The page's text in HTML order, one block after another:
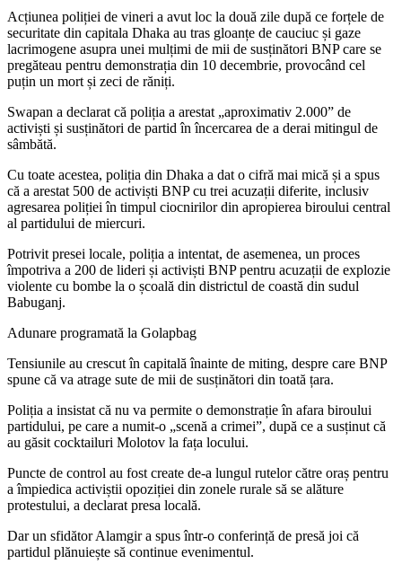
Acțiunea poliției de vineri a avut loc la două zile după ce forțele de
securitate din capitala Dhaka au tras gloanțe de cauciuc și gaze
lacrimogene asupra unei mulțimi de mii de susținători BNP care se
pregăteau pentru demonstrația din 10 decembrie, provocând cel
puțin un mort și zeci de răniți.
Swapan a declarat că poliția a arestat „aproximativ 2.000” de
activiști și susținători de partid în încercarea de a derai mitingul de
sâmbătă.
Cu toate acestea, poliția din Dhaka a dat o cifră mai mică și a spus
că a arestat 500 de activiști BNP cu trei acuzații diferite, inclusiv
agresarea poliției în timpul ciocnirilor din apropierea biroului central
al partidului de miercuri.
Potrivit presei locale, poliția a intentat, de asemenea, un proces
împotriva a 200 de lideri și activiști BNP pentru acuzații de explozie
violente cu bombe la o școală din districtul de coastă din sudul
Babuganj.
Adunare programată la Golapbag
Tensiunile au crescut în capitală înainte de miting, despre care BNP
spune că va atrage sute de mii de susținători din toată țara.
Poliția a insistat că nu va permite o demonstrație în afara biroului
partidului, pe care a numit-o „scenă a crimei”, după ce a susținut că
au găsit cocktailuri Molotov la fața locului.
Puncte de control au fost create de-a lungul rutelor către oraș pentru
a împiedica activiștii opoziției din zonele rurale să se alăture
protestului, a declarat presa locală.
Dar un sfidător Alamgir a spus într-o conferință de presă joi că
partidul plănuiește să continue evenimentul.